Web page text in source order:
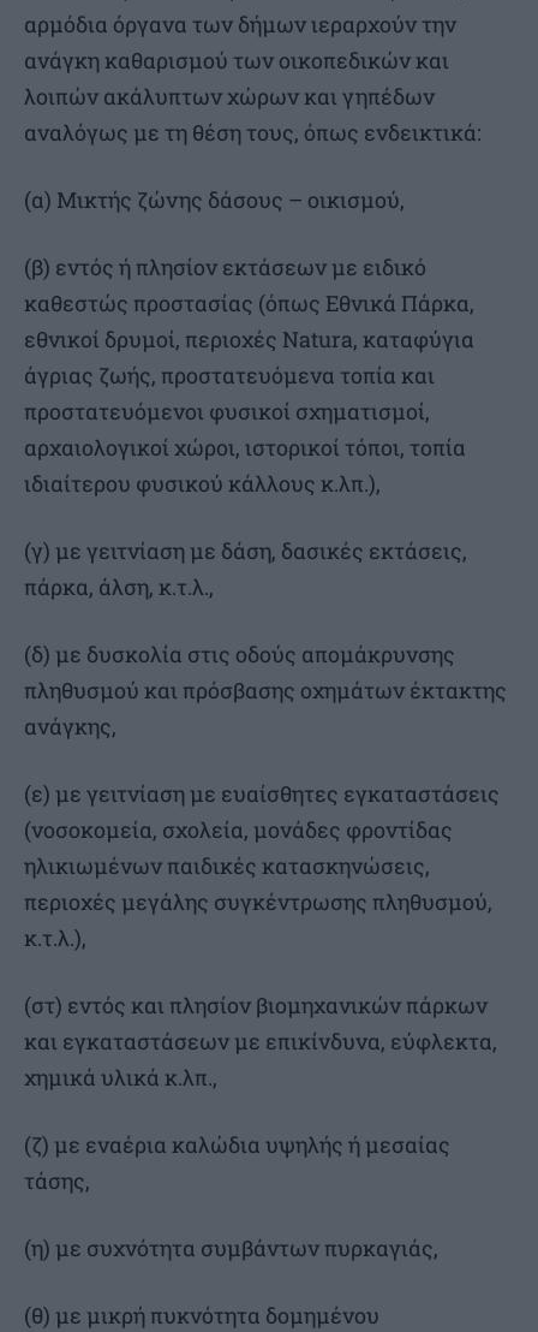
αρμόδια όργανα των δήμων ιεραρχούν την
ανάγκη καθαρισμού των οικοπεδικών και
λοιπών ακάλυπτων χώρων και γηπέδων
αναλόγως με τη θέση τους, όπως ενδεικτικά:
(α) Μικτής ζώνης δάσους – οικισμού,
(β) εντός ή πλησίον εκτάσεων με ειδικό
καθεστώς προστασίας (όπως Εθνικά Πάρκα,
εθνικοί δρυμοί, περιοχές Natura, καταφύγια
άγριας ζωής, προστατευόμενα τοπία και
προστατευόμενοι φυσικοί σχηματισμοί,
αρχαιολογικοί χώροι, ιστορικοί τόποι, τοπία
ιδιαίτερου φυσικού κάλλους κ.λπ.),
(γ) με γειτνίαση με δάση, δασικές εκτάσεις,
πάρκα, άλση, κ.τ.λ.,
(δ) με δυσκολία στις οδούς απομάκρυνσης
πληθυσμού και πρόσβασης οχημάτων έκτακτης
ανάγκης,
(ε) με γειτνίαση με ευαίσθητες εγκαταστάσεις
(νοσοκομεία, σχολεία, μονάδες φροντίδας
ηλικιωμένων παιδικές κατασκηνώσεις,
περιοχές μεγάλης συγκέντρωσης πληθυσμού,
κ.τ.λ.),
(στ) εντός και πλησίον βιομηχανικών πάρκων
και εγκαταστάσεων με επικίνδυνα, εύφλεκτα,
χημικά υλικά κ.λπ.,
(ζ) με εναέρια καλώδια υψηλής ή μεσαίας
τάσης,
(η) με συχνότητα συμβάντων πυρκαγιάς,
(θ) με μικρή πυκνότητα δομημένου